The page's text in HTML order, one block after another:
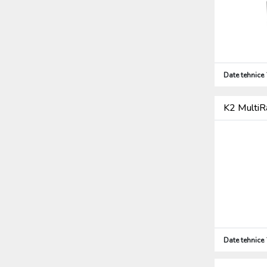
Date tehnice
K2
Date tehnice